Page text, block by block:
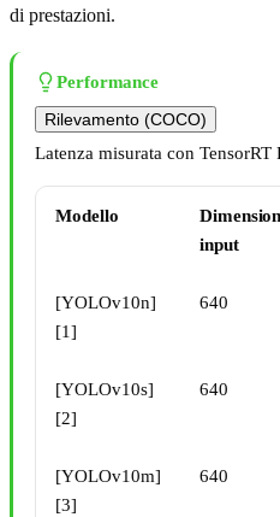
di prestazioni.
Performance
Rilevamento (COCO)
Latenza misurata con TensorRT
Modello
input
[YOLOv10n]
[1]
640
[YOLOv10s]
[2]
640
[YOLOv10m]
[3]
640